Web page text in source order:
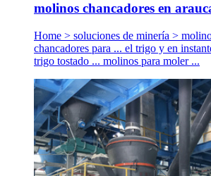
molinos chancadores en
Home > soluciones de minería >
chancadores para ... el trigo y en
trigo tostado ... molinos para moler ...